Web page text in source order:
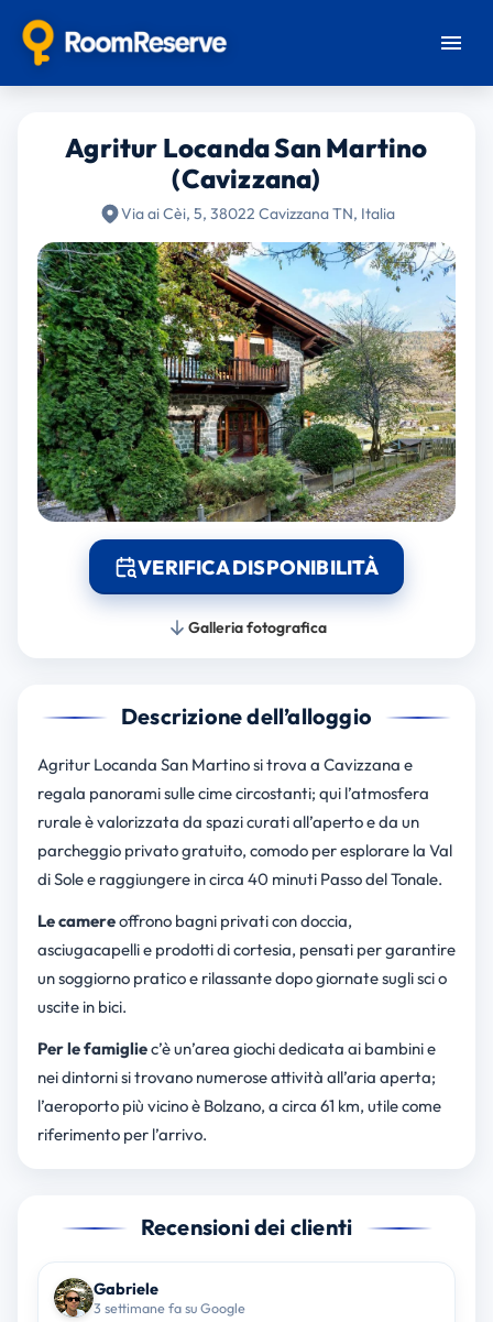
Agritur Locanda San Martino
(Cavizzana)
Via ai Cèi, 5, 38022 Cavizzana TN, Italia
VERIFICA DISPONIBILITÀ
Galleria fotografica
Descrizione dell’alloggio
Agritur Locanda San Martino si trova a Cavizzana e
regala panorami sulle cime circostanti; qui l’atmosfera
rurale è valorizzata da spazi curati all’aperto e da un
parcheggio privato gratuito, comodo per esplorare la Val
di Sole e raggiungere in circa 40 minuti Passo del Tonale.
Le camereoffrono bagni privati con doccia,
asciugacapelli e prodotti di cortesia, pensati per garantire
un soggiorno pratico e rilassante dopo giornate sugli sci o
uscite in bici.
Per le famigliec’è un’area giochi dedicata ai bambini e
nei dintorni si trovano numerose attività all’aria aperta;
l’aeroporto più vicino è Bolzano, a circa 61 km, utile come
riferimento per l’arrivo.
Recensioni dei clienti
Gabriele
3 settimane fa su Google